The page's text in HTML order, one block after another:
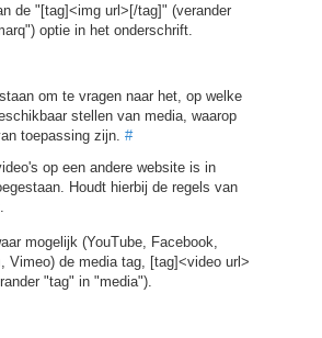
de "[tag]<img url>[/tag]" (verander
optie in het onderschrift.
om te vragen naar het, op welke
stellen van media, waarop
toepassing zijn. #
op een andere website is in
Houdt hierbij de regels van
mogelijk (YouTube, Facebook,
Vimeo) de media tag, [tag]<video url>
"tag" in "media").